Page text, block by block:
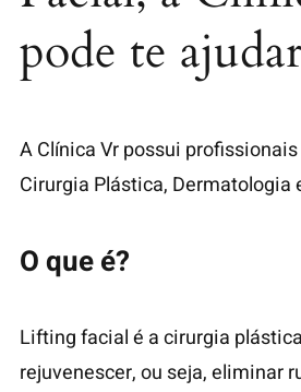
pode te
A Clínica Vr possui
Cirurgia Plástica, Dermatologia
O que é?
Lifting facial é a cirurgia
rejuvenescer, ou seja, eliminar